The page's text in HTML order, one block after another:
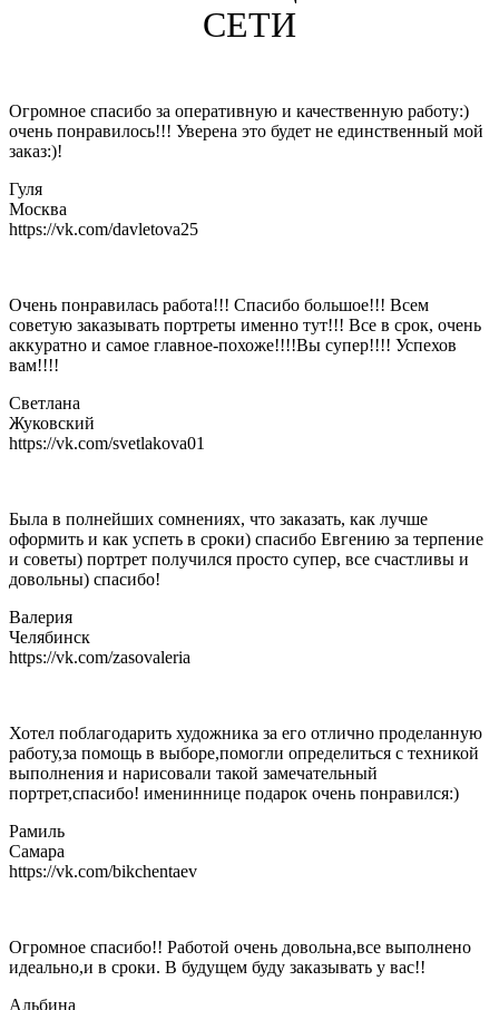
СЕТИ
Огромное спасибо за оперативную и качественную работу:)
очень понравилось!!! Уверена это будет не единственный мой
заказ:)!
Гуля
Москва
https://vk.com/davletova25
Очень понравилась работа!!! Спасибо большое!!! Всем
советую заказывать портреты именно тут!!! Все в срок, очень
аккуратно и самое главное-похоже!!!!Вы супер!!!! Успехов
вам!!!!
Светлана
Жуковский
https://vk.com/svetlakova01
Была в полнейших сомнениях, что заказать, как лучше
оформить и как успеть в сроки) спасибо Евгению за терпение
и советы) портрет получился просто супер, все счастливы и
довольны) спасибо!
Валерия
Челябинск
https://vk.com/zasovaleria
Хотел поблагодарить художника за его отлично проделанную
работу,за помощь в выборе,помогли определиться с техникой
выполнения и нарисовали такой замечательный
портрет,спасибо! имениннице подарок очень понравился:)
Рамиль
Самара
https://vk.com/bikchentaev
Огромное спасибо!! Работой очень довольна,все выполнено
идеально,и в сроки. В будущем буду заказывать у вас!!
Альбина